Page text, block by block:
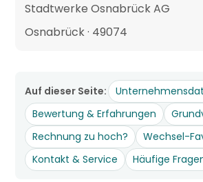
Stadtwerke Osnabrück AG
Osnabrück · 49074
Auf dieser Seite:
Bewertung & Erfahrungen
Rechnung zu hoch?
Wechsel-
Kontakt & Service
Häufige